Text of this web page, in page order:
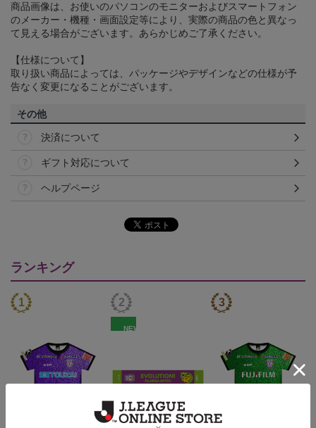
商品画像は、お使いのパソコンのモニターおよびスマートフォン
のメーカー・機種・画面設定等により、実際の商品の色と異なっ
て見える場合がございます。あらかじめご了承ください。
【仕様について】
取り扱い商品によっては、パッケージやデザインなどの仕様が予
告なく変更になることがございます。
その他
決済について
ギフト対応について
ヘルプページ
ランキング
NEW